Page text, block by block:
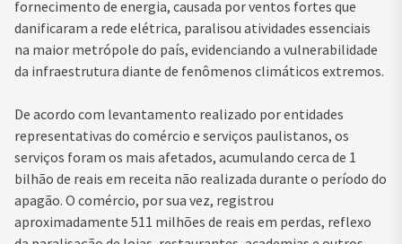
fornecimento de energia, causada por ventos fortes que
danificaram a rede elétrica, paralisou atividades essenciais
na maior metrópole do país, evidenciando a vulnerabilidade
da infraestrutura diante de fenômenos climáticos extremos.
De acordo com levantamento realizado por entidades
representativas do comércio e serviços paulistanos, os
serviços foram os mais afetados, acumulando cerca de 1
bilhão de reais em receita não realizada durante o período do
apagão. O comércio, por sua vez, registrou
aproximadamente 511 milhões de reais em perdas, reflexo